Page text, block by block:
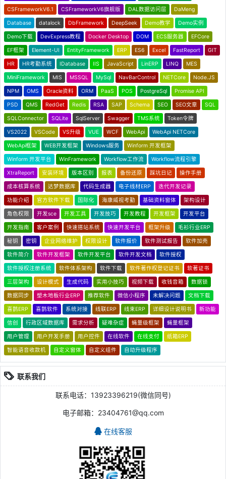
CSFrameworkV6.1 CSFrameworkV6旗舰版 DAL数据访问层 DaMeng
Database datalock DbFramework DeepSeek Demo教学 Demo实例
Demo下载 DevExpress教程 Docker Desktop DOM ECS服务器 EFCore
EF框架 Element-UI EntityFramework ERP ES6 Excel FastReport GIT
HR HR考勤系统 IDatabase IIS JavaScript LinERP LINQ MES
MiniFramework MIS MSSQL MySql NavBarControl NETCore Node.JS
NPM OMS Oracle资料 ORM PaaS POS PostgreSql Promise API
PSD QMS RedGet Redis RSA SAP Schema SEO SEO文章 SQL
SQLConnector SQLite SqlServer Swagger TMS系统 Token令牌
VS2022 VSCode VS升级 VUE WCF WebApi WebApi NETCore
WebApi框架 WEB开发框架 Windows服务 Winform 开发框架
Winform 开发平台 WinFramework Workflow工作流 Workflow流程引擎
XtraReport 安装环境 版本区别 报表 备份还原 踩坑日记 操作手册
成本核算系统 达梦数据库 代码生成器 电子线材ERP 迭代开发记录
功能介绍 官方软件下载 国际化 海康威视考勤 基础资料窗体 架构设计
角色权限 开发sce 开发工具 开发技巧 开发教程 开发框架 开发平台
开发指南 客户案例 快速搭站系统 快速开发平台 框架升级 毛衫行业ERP
秘钥 密钥 企业网络维护 权限设计 软件报价 软件测试报告 软件加壳
软件简介 软件开发框架 软件开发平台 软件开发文档 软件授权
软件授权注册系统 软件体系架构 软件下载 软件著作权登记证书 软著证书
三层架构 设计模式 生成代码 实用小技巧 视频下载 收钱音箱 数据锁
数据同步 塑木地板行业ERP 推荐软件 微信小程序 未解决问题 文档下载
喜鹊ERP 喜鹊软件 系统对接 线联ERP 线束ERP 详细设计说明书 新功能
信创 行政区域数据库 需求分析 疑难杂症 蝇量级框架 蝇量框架
用户管理 用户开发手册 用户控件 在线软件 在线支付 纸箱ERP
智能语音收款机 自定义窗体 自定义组件 自动升级程序
联系我们
联系电话：13923396219(微信同号)
电子邮箱：23404761@qq.com
在线客服